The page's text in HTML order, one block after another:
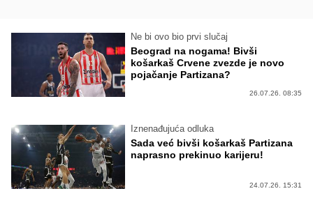
Ne bi ovo bio prvi slučaj
Beograd na nogama! Bivši
košarkaš Crvene zvezde je novo
pojačanje Partizana?
26.07.26. 08:35
Iznenađujuća odluka
Sada već bivši košarkaš Partizana
naprasno prekinuo karijeru!
24.07.26. 15:31